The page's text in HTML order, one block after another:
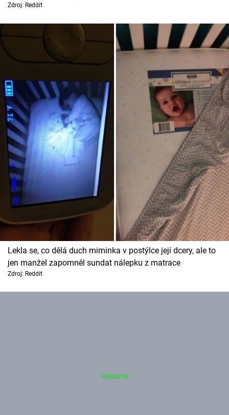
Zdroj: Reddit
Lekla se, co dělá duch miminka v postýlce její dcery, ale to
jen manžel zapomněl sundat nálepku z matrace
Zdroj: Reddit